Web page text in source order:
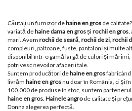
Căutați un furnizor dehaine en gros de
variată dehaine dama en grosșirochii en gros
mari. Avem rochii de seară rochii de zi rochii
compleuri, paltoane, fuste, pantaloni și multe
disponibil într-o gamă largă de culori și mărimi,
potrivesc nevoilor afacerii tale.
Suntem producători dehaine en grosfabricând
livrăm haine en grosnu doar în România, ci și
100.000 de produse în stoc, suntem
haine en gros Hainele angrode calitate și
Donna alegerea perfectă.